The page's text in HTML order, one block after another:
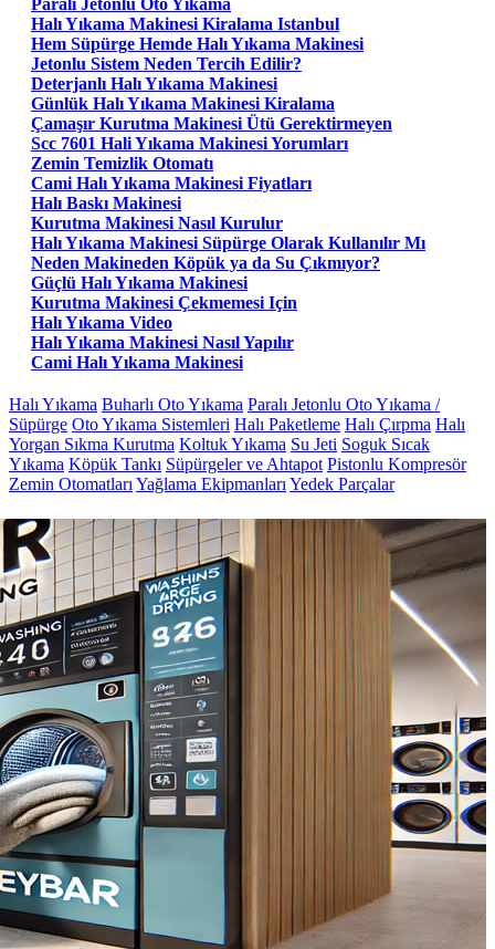
Halı Yıkama Makinesi Kiralama Istanbul
Hem Süpürge Hemde Halı Yıkama Makinesi
Jetonlu Sistem Neden Tercih Edilir?
Deterjanlı Halı Yıkama Makinesi
Günlük Halı Yıkama Makinesi Kiralama
Çamaşır Kurutma Makinesi Ütü Gerektirmeyen
Scc 7601 Hali Yıkama Makinesi Yorumları
Zemin Temizlik Otomatı
Cami Halı Yıkama Makinesi Fiyatları
Halı Baskı Makinesi
Kurutma Makinesi Nasıl Kurulur
Halı Yıkama Makinesi Süpürge Olarak Kullanılır Mı
Neden Makineden Köpük ya da Su Çıkmıyor?
Güçlü Halı Yıkama Makinesi
Kurutma Makinesi Çekmemesi Için
Halı Yıkama Video
Halı Yıkama Makinesi Nasıl Yapılır
Cami Halı Yıkama Makinesi
Halı Yıkama Buharlı Oto Yıkama Paralı Jetonlu Oto Yıkama /
Süpürge Oto Yıkama Sistemleri Halı Paketleme Halı Çırpma Halı
Yorgan Sıkma Kurutma Koltuk Yıkama Su Jeti Soguk Sıcak
Yıkama Köpük Tankı Süpürgeler ve Ahtapot Pistonlu Kompresör
Zemin Otomatları Yağlama Ekipmanları Yedek Parçalar